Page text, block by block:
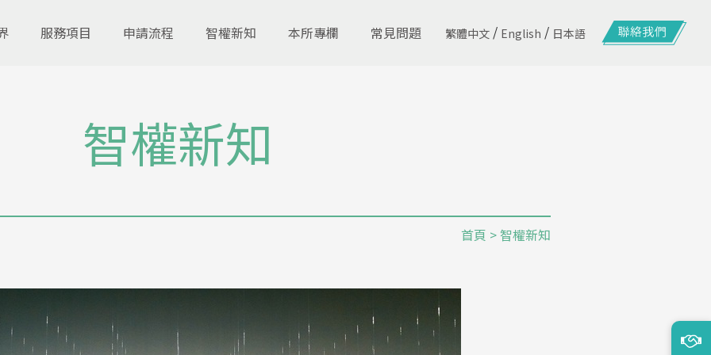
服務項目 申請流程 智權新知 本所專欄 常見問題 繁體中文 / English / 日本語
智權新知
首頁 > 智權新知